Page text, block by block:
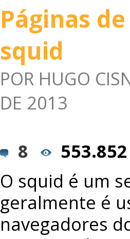
Páginas
squid
POR HUGO
DE 2013
8
553.852
O squid é um
geralmente é
navegadores